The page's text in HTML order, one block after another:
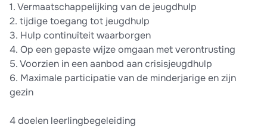
1.⁠ ⁠Vermaatschappelijking van de jeugdhulp
2.⁠ ⁠tijdige toegang tot jeugdhulp
3.⁠ ⁠Hulp continuïteit waarborgen
4.⁠ ⁠Op een gepaste wijze omgaan met verontrusting
5.⁠ ⁠Voorzien in een aanbod aan crisisjeugdhulp
6.⁠ ⁠Maximale participatie van de minderjarige en zijn
gezin
4 doelen leerlingbegeleiding